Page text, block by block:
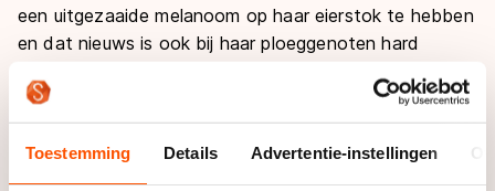
Toestemming Details Advertentie-instellingen
een uitgezaaide melanoom op haar eierstok te hebben
en dat nieuws is ook bij haar ploeggenoten hard
We kennen elkaar zo goed en hebben het er binnen de
ploeg heel veel over.Je gaat ineens relativeren."
De dames van Team Continu besloten daarom om